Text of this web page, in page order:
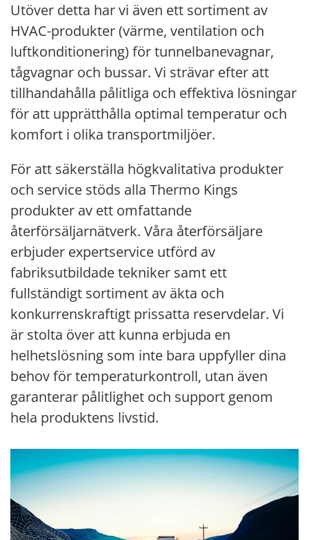
Utöver detta har vi även ett sortiment av
HVAC-produkter (värme, ventilation och
luftkonditionering) för tunnelbanevagnar,
tågvagnar och bussar. Vi strävar efter att
tillhandahålla pålitliga och effektiva lösningar
för att upprätthålla optimal temperatur och
komfort i olika transportmiljöer.
För att säkerställa högkvalitativa produkter
och service stöds alla Thermo Kings
produkter av ett omfattande
återförsäljarnätverk. Våra återförsäljare
erbjuder expertservice utförd av
fabriksutbildade tekniker samt ett
fullständigt sortiment av äkta och
konkurrenskraftigt prissatta reservdelar. Vi
är stolta över att kunna erbjuda en
helhetslösning som inte bara uppfyller dina
behov för temperaturkontroll, utan även
garanterar pålitlighet och support genom
hela produktens livstid.